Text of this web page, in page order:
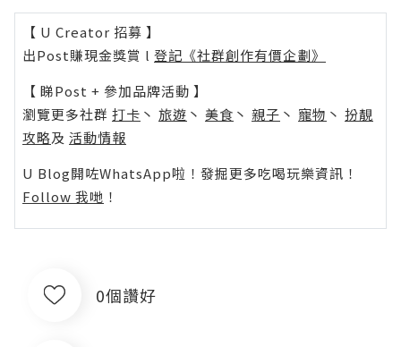
【 U Creator 招募 】
出Post賺現金獎賞 l 登記《社群創作有價企劃》
【 睇Post + 參加品牌活動 】
瀏覽更多社群 打卡 丶 旅遊 丶 美食 丶 親子 丶 寵物 丶 扮靚
攻略及 活動情報
U Blog開咗WhatsApp啦！發掘更多吃喝玩樂資訊！
Follow 我哋 ！
0個讚好